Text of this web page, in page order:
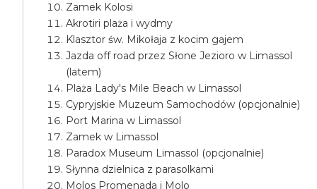
Zamek Kolosi
Akrotiri plaża i wydmy
Klasztor św. Mikołaja z kocim gajem
Jazda off road przez Słone Jezioro w Limassol
(latem)
Plaża Lady's Mile Beach w Limassol
Cypryjskie Muzeum Samochodów (opcjonalnie)
Port Marina w Limassol
Zamek w Limassol
Paradox Museum Limassol (opcjonalnie)
Słynna dzielnica z parasolkami
Molos Promenada i Molo